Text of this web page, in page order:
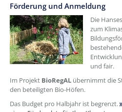
??? absaetzeOben[2]/titel ???
Förderung und Anmeldung
Die
zum
und fair.
Im Projekt BioRegAL übernimmt die
den beteiligten Bio-Höfen.
Das Budget pro Halbjahr ist begrenzt.